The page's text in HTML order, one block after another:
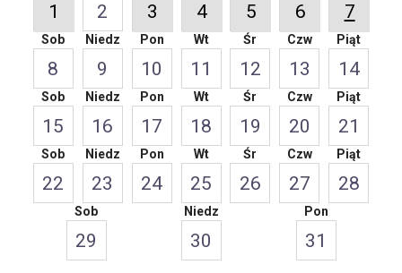
1 2 3 4 5 6 7
Sob
8
Niedz
9
Pon
10
Wt
11
Śr
12
Czw
13
Piąt
14
Sob
15
Niedz
16
Pon
17
Wt
18
Śr
19
Czw
20
Piąt
21
Sob
22
Niedz
23
Pon
24
Wt
25
Śr
26
Czw
27
Piąt
28
Sob
29
Niedz
30
Pon
31